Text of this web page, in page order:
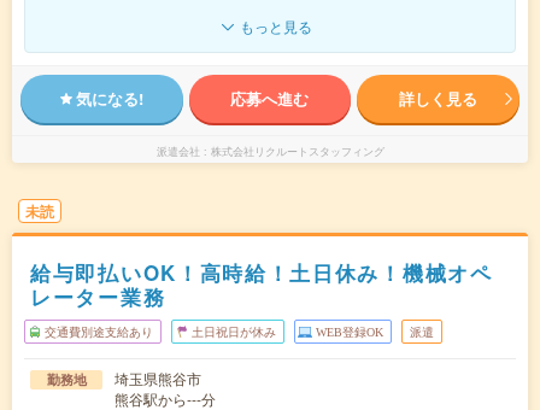
もっと見る
気になる! 応募へ進む 詳しく見る
派遣会社 株式会社リクルートスタッフィング
未読
給与即払いOK！高時給！土日休み！機械オペ
レーター業務
交通費別途支給あり 土日祝日が休み WEB登録OK 派遣
勤務地
埼玉県熊谷市
熊谷駅から---分